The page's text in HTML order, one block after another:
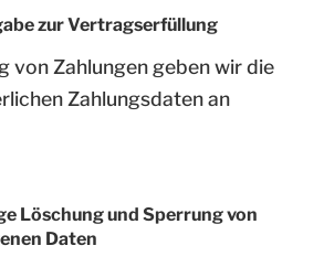
zur Vertragserfüllung
von Zahlungen geben wir die
Zahlungsdaten an
Löschung und Sperrung von
Daten